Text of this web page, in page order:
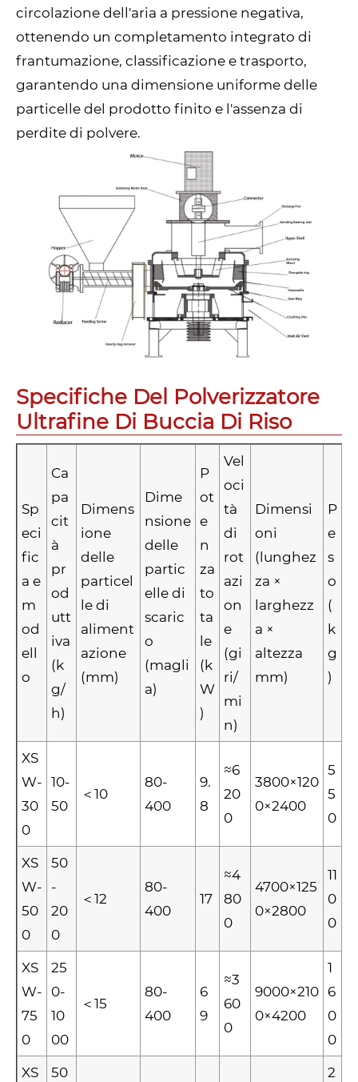
circolazione dell'aria a pressione negativa,
ottenendo un completamento integrato di
frantumazione, classificazione e trasporto,
garantendo una dimensione uniforme delle
particelle del prodotto finito e l'assenza di
perdite di polvere.
Specifiche Del Polverizzatore
Ultrafine Di Buccia Di Riso
Sp
eci
fic
a e
m
od
ell
o
Ca
pa
cit
à
pr
od
utt
iva
(k
g/
h)
Dimens
ione
delle
particel
le di
aliment
azione
(mm)
Dime
nsione
delle
partic
elle di
scaric
o
(magli
a)
P
ot
e
n
za
to
ta
le
(k
W
)
Vel
oci
tà
di
rot
azi
on
e
(gi
ri/
mi
n)
Dimensi
oni
(lunghez
za ×
larghezz
a ×
altezza
mm)
P
e
s
o
(
k
g
)
XS
W-
30
0
10-
50
＜10
80-
400
9.
8
≈6
20
0
3800×120
0×2400
5
5
0
XS
W-
50
0
50
-
20
0
＜12
80-
400
17
≈4
80
0
4700×125
0×2800
11
0
0
XS
W-
75
0
25
0-
10
00
＜15
80-
400
6
9
≈3
60
0
9000×210
0×4200
1
6
0
0
XS
50
2